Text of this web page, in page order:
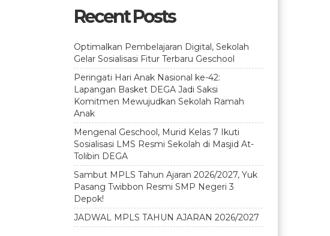
Recent Posts
Optimalkan Pembelajaran Digital, Sekolah
Gelar Sosialisasi Fitur Terbaru Geschool
Peringati Hari Anak Nasional ke-42:
Lapangan Basket DEGA Jadi Saksi
Komitmen Mewujudkan Sekolah Ramah
Anak
Mengenal Geschool, Murid Kelas 7 Ikuti
Sosialisasi LMS Resmi Sekolah di Masjid At-
Tolibin DEGA
Sambut MPLS Tahun Ajaran 2026/2027, Yuk
Pasang Twibbon Resmi SMP Negeri 3
Depok!
JADWAL MPLS TAHUN AJARAN 2026/2027